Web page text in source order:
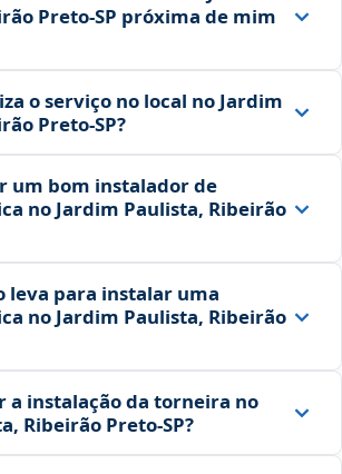
Preto‑SP próxima de mim
o serviço no local no Jardim
Preto‑SP?
um bom instalador de
no Jardim Paulista, Ribeirão
leva para instalar uma
no Jardim Paulista, Ribeirão
a instalação da torneira no
Ribeirão Preto‑SP?